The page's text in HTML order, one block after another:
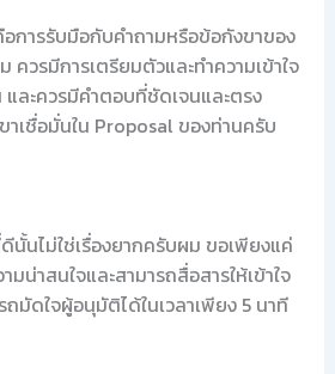
การรับมือกับคำถามหรือข้อกังขาของ
ควรมีการเตรียมตัวและทำความเข้าใจ
ละควรมีคำตอบที่ชัดเจนและตรง
าเชื่อมั่นใน Proposal ของท่านครับ
นั้นไม่ใช่เรื่องยากครับผม ขอเพียงแค่
มน่าสนใจและสามารถสื่อสารให้เข้าใจ
ถมัดใจผู้อนุมัติได้ในเวลาเพียง 5 นาที